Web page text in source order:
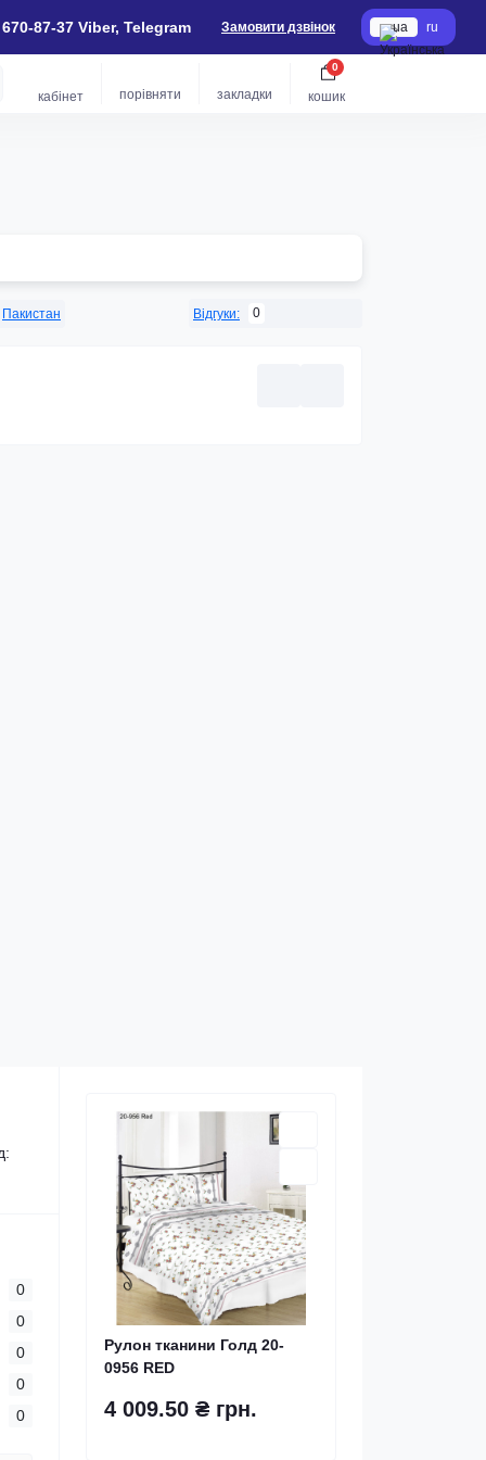
87-37 Viber, Telegram Замовити дзвінок ua ru
кабінет порівняти закладки кошик
0
Пакистан Відгуки: 0
0
0
0
0
0
Рулон тканини Голд 20-
0956 RED
4 009.50 ₴ грн.